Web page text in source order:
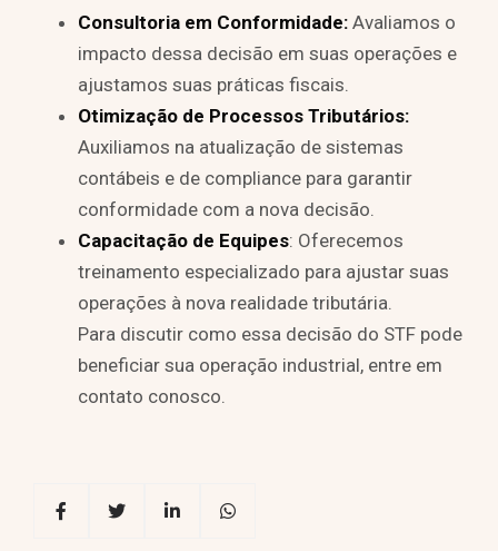
Consultoria em Conformidade: Avaliamos o
impacto dessa decisão em suas operações e
ajustamos suas práticas fiscais.
Otimização de Processos Tributários:
Auxiliamos na atualização de sistemas
contábeis e de compliance para garantir
conformidade com a nova decisão.
Capacitação de Equipes: Oferecemos
treinamento especializado para ajustar suas
operações à nova realidade tributária.
Para discutir como essa decisão do STF pode
beneficiar sua operação industrial, entre em
contato conosco.